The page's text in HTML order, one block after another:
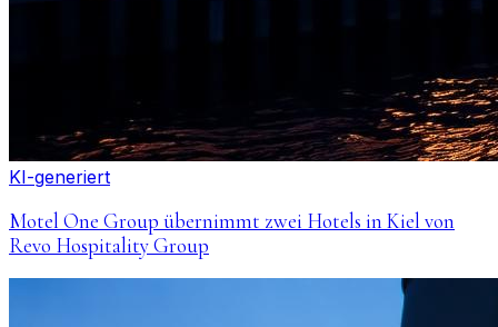
KI-generiert
Motel One Group übernimmt zwei Hotels in Kiel von
Revo Hospitality Group